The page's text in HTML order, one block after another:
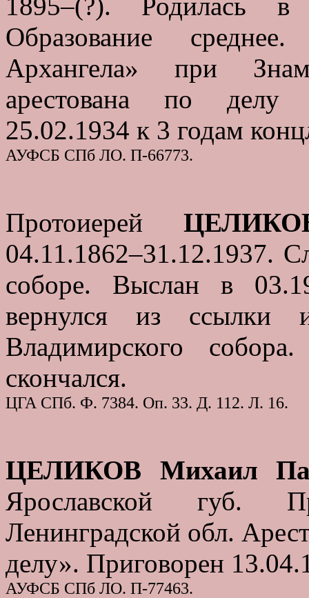
Образование
Архангела» при
арестована по делу
25.02.1934 к 3 годам
АУФСБ СПб ЛО. П-66773.
Протоиерей
04.11.1862–31.12.1937.
соборе. Выслан в
вернулся из ссылки
Владимирского
скончался.
ЦГА СПб. Ф. 7384. Оп. 33. Д. 112. Л. 16.
ЦЕЛИКОВ Михаил
Ярославской губ.
Ленинградской обл.
делу». Приговорен
АУФСБ СПб ЛО. П-77463.